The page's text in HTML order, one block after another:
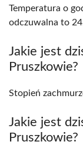
Temperatura o
odczuwalna to
Jakie jest
Pruszkowie?
Stopień
Jakie jest
Pruszkowie?